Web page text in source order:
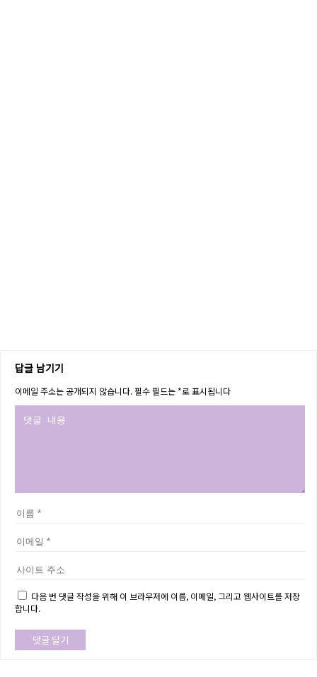
답글 남기기
이메일 주소는 공개되지 않습니다.필수 필드는 *로 표시됩니다
다음 번 댓글 작성을 위해 이 브라우저에 이름, 이메일, 그리고 웹사이트를 저장
합니다.